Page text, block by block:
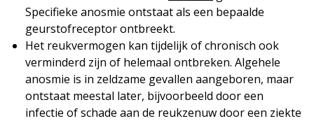
Specifieke anosmie ontstaat als een bepaalde
geurstofreceptor ontbreekt.
Het reukvermogen kan tijdelijk of chronisch ook
verminderd zijn of helemaal ontbreken. Algehele
anosmie is in zeldzame gevallen aangeboren, maar
ontstaat meestal later, bijvoorbeeld door een
infectie of schade aan de reukzenuw door een ziekte